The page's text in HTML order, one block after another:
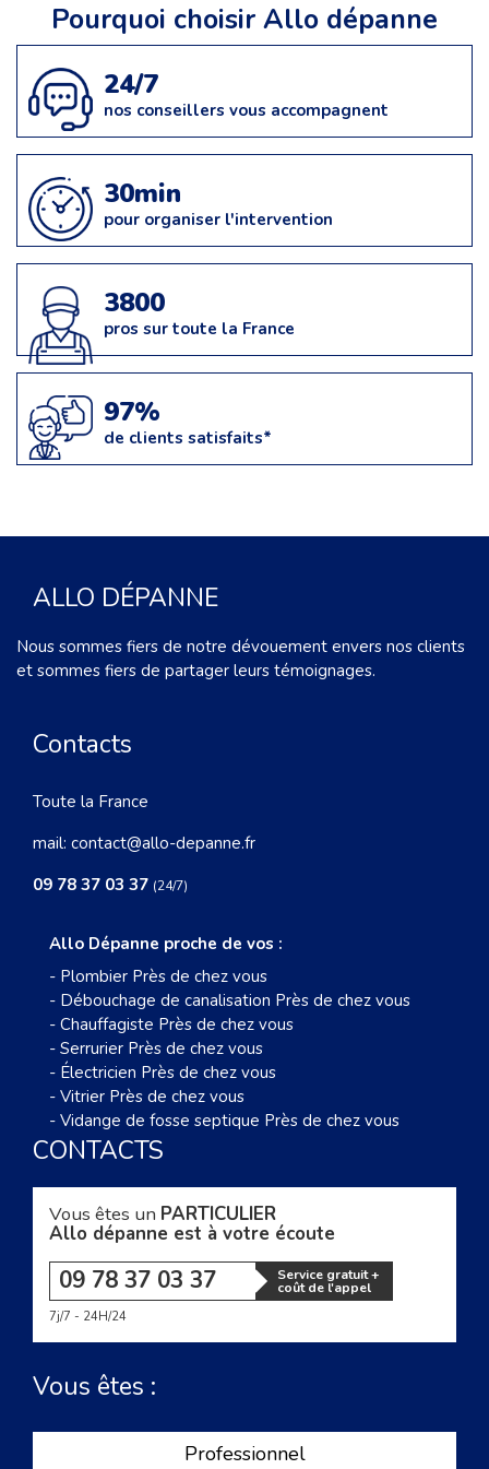
Pourquoi choisir Allo dépanne
24/7
nos conseillers vous accompagnent
30min
pour organiser l'intervention
3800
pros sur toute la France
97%
de clients satisfaits*
ALLO DÉPANNE
Nous sommes fiers de notre dévouement envers nos clients
et sommes fiers de partager leurs témoignages.
Contacts
Toute la France
mail: contact@allo-depanne.fr
09 78 37 03 37 (24/7)
Allo Dépanne proche de vos :
- Plombier Près de chez vous
- Débouchage de canalisation Près de chez vous
- Chauffagiste Près de chez vous
- Serrurier Près de chez vous
- Électricien Près de chez vous
- Vitrier Près de chez vous
- Vidange de fosse septique Près de chez vous
CONTACTS
Vous êtes un PARTICULIER
Allo dépanne est à votre écoute
09 78 37 03 37 Service gratuit +
coût de l'appel
7j/7 - 24H/24
Vous êtes :
Professionnel